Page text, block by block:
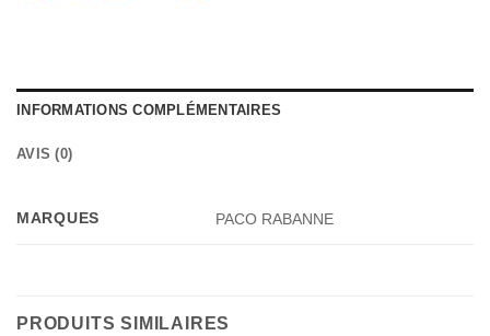
INFORMATIONS COMPLÉMENTAIRES
AVIS (0)
MARQUES PACO RABANNE
PRODUITS SIMILAIRES